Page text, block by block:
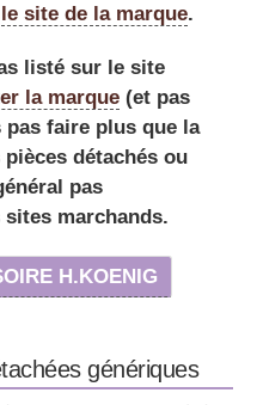
le site de la marque.
listé sur le site
la marque (et pas
pas faire plus que la
détachés ou
pas
marchands.
H.KOENIG
génériques